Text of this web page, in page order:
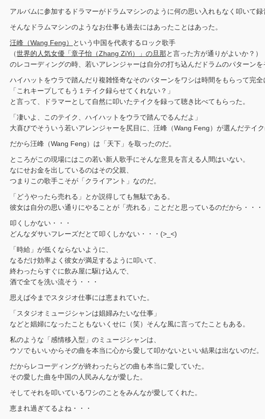
アルバムに参加するドラマーがドラムマシンのように何の思い入れもなく叩いて
そんなドラムマシンのようなお仕事も過去にはあったことはあった。
汪峰（Wang Feng）
という中国を代表するロック歌手
（世界的人気女優「章子怡（Zhang ZiYi）」の旦那と言った方が通りがよいか？）
のレコーディングの時、若いアレンジャーは自分の打ち込んだドラムのパターンを
ハイハットをウラで踏んだり複雑怪奇なそのパターンをワシは時間をもらって完全
「これキープしてもう１テイク録らせてくれない？」
と言って、ドラマーとして自然に叩いたテイクを録って聴き比べてもらった。
「凄いよ、このテイク、ハイハットをウラで踏んでるんだよ」
大喜びでそういう若いアレンジャーを尻目に、汪峰（Wang Feng）が選んだテイ
だから汪峰（Wang Feng）は「天下」を取ったのだ。
ところがこの現場にはこの若い新人歌手にそんな意見を言える人間はいない。
なにせお金を出しているのはその父親、
つまりこの歌手こそが「クライアント」なのだ。
「どうやったら売れる」とか説得しても無駄である。
彼女は自分の思い通りにやることが「売れる」ことだと思っているのだから・・・
叩くしかない・・・
どんなダサいフレーズだとて叩くしかない・・・(>_<)
「時給」が低くならないように、
なるだけ効率よく彼女が満足するように叩いて、
終わったらすぐに飲み屋に駆け込んで、
酒で全てを洗い流そう・・・
思えば今までスタジオ仕事には恵まれていた。
「スタジオミュージシャンは娼婦みたいな仕事」
などと娼婦になったこともないくせに（笑）そんな風に言ってたこともある。
私のような「感情移入型」のミュージシャンは、
ウソでもいいからその曲を本当に心から愛して叩かないといい結果は出ないのだ。
だからレコーディングが終わったらどの曲も本当に愛していた。
その愛した曲を中国の人民みんなが愛した。
そしてそれを叩いているワシのことをみんなが愛してくれた。
恵まれ過ぎてるよね・・・